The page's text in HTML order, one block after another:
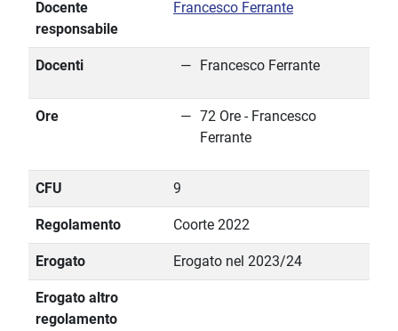
Docente
responsabile
Francesco Ferrante
Docenti Francesco Ferrante
Ore
72 Ore - Francesco
Ferrante
CFU 9
Regolamento Coorte 2022
Erogato Erogato nel 2023/24
Erogato altro
regolamento